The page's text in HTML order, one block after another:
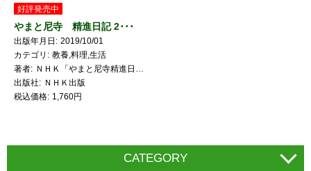
好評発売中
やまと尼寺 精進日記 2･･･
出版年月日
2019/10/01
カテゴリ
教養,料理,生活
著者
出版社
ＮＨＫ出版
税込価格
1,760円
CATEGORY